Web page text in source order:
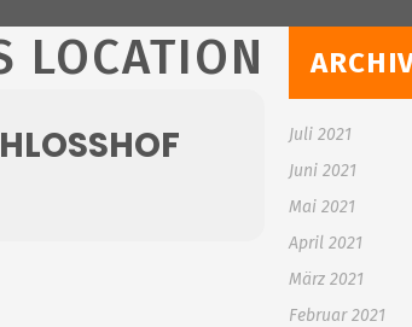
LOCATION
Juli 2021
Juni 2021
Mai 2021
April 2021
März 2021
Februar 2021